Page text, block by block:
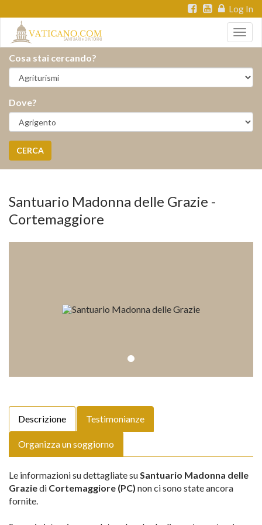
Log In
Cosa stai cercando?
Dove?
CERCA
Santuario Madonna delle Grazie -
Cortemaggiore
Descrizione Testimonianze
Organizza un soggiorno
Le informazioni su dettagliate suSantuario Madonna delle
Graziedi Cortemaggiore (PC) non ci sono state ancora
fornite.